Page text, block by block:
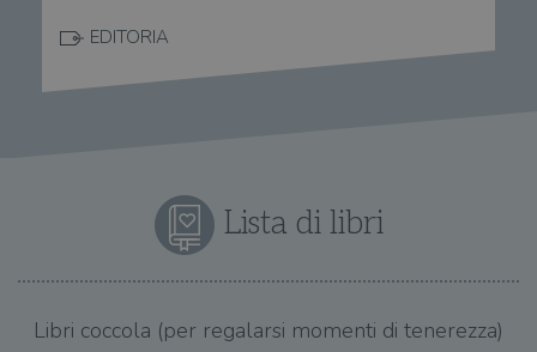
EDITORIA
Lista di libri
Libri coccola (per regalarsi momenti di tenerezza)